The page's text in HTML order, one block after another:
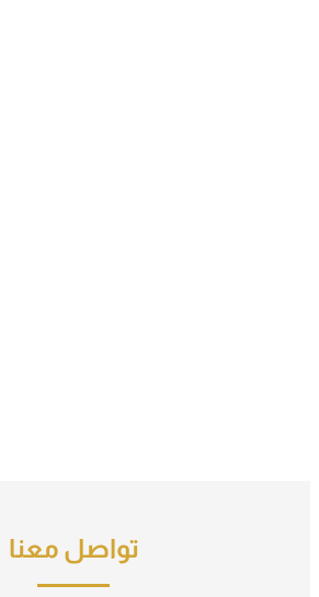
تواصل معنا